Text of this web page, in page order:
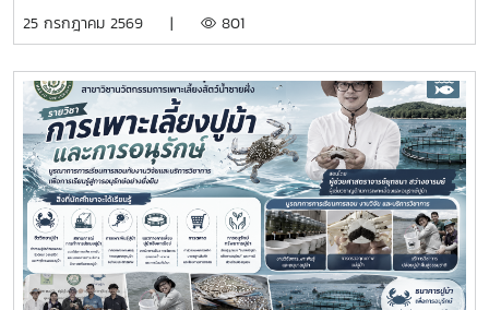
การและหน่วยงานภาคีเครือข่ายเป็นระยะเวลา 4 เดือน เพื่อให้
ความรู้จากห้องเรียนไปประยุกต์ใช้ในการทำงานจริงทั้งนี้ สหกิจ
ศึกษาเป็นส่วนสำคัญของการจัดการเรียนการสอน ที่มุ่งเน้นการ
ผลิตบัณฑิตให้มีความพร้อมทั้งด้านวิชาการและวิชาชีพ นักศึกษา
จะได้ฝึกทักษะการทำงานในสภาพแวดล้อมจริง เรียนรู้การแก้ไข
ปัญหาเฉพาะหน้า อดทน สู้งาน ซื่อสัตย์ มีสัมมาคารวะ ทำงาน
ร่วมกับผู้อื่นได้ และการปรับตัวให้เข้ากับองค์กร ตลอดจนพัฒนา
ทักษะวิชาชีพด้านการเพาะเลี้ยงสัตว์น้ำชายฝั่ง ให้สอดคล้องกับ
ความต้องการของภาคอุตสาหกรรมการผลิตสัตว์น้ำและอื่นๆที่
เกี่ยวข้อง
25 กรกฎาคม 2569 | 801